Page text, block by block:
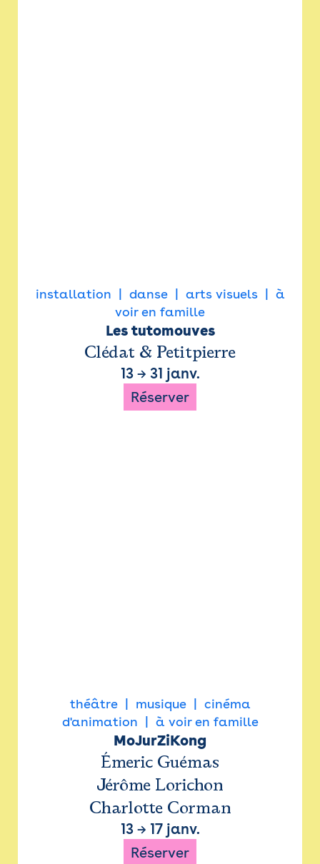
installation danse arts visuels
à
voir en famille
Les tutomouves
Clédat & Petitpierre
13→ 31 janv.
Réserver
théâtre musique
cinéma
d'animation
à voir en famille
MoJurZiKong
Émeric Guémas
Jérôme Lorichon
Charlotte Corman
13→ 17 janv.
Réserver